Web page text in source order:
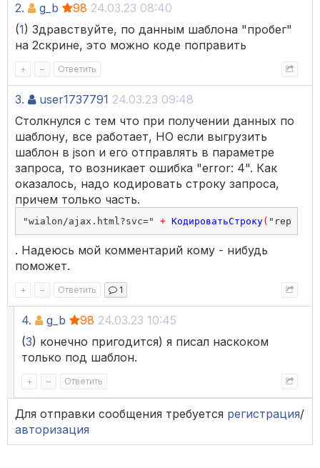
2. g_b 98 24.03.23 08:40
(1) Здравствуйте, по данным шаблона "пробег"
на 2скрине, это можно коде поправить
+ – Ответить
3. user1737791 24.03.23 09:48
Столкнулся с тем что при получении данных по
шаблону, все работает, НО если выгрузить
шаблон в json и его отправлять в параметре
запроса, то возникает ошибка "error: 4". Как
оказалось, надо кодировать строку запроса,
причем только часть.
"wialon/ajax.html?svc=" + КодироватьСтроку( "report/
. Надеюсь мой комментарий кому - нибудь
поможет.
+ – Ответить 1
4. g_b 98 24.03.23 10:45
(3) конечно пригодится) я писал наскоком
только под шаблон.
+ – Ответить
Для отправки сообщения требуется регистрация/
авторизация